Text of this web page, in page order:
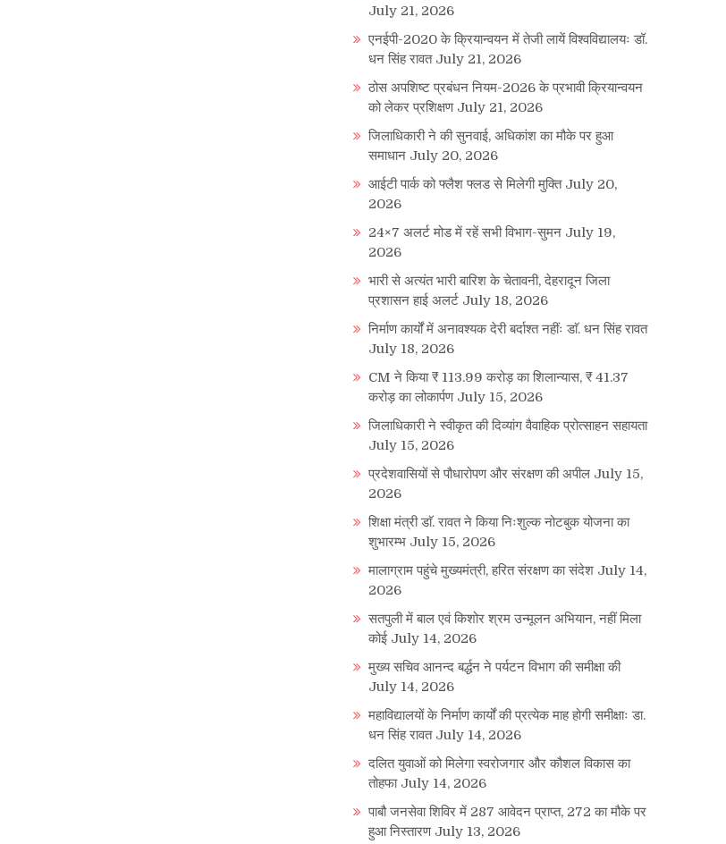
July 21, 2026
एनईपी-2020 के क्रियान्वयन में तेजी लायें विश्वविद्यालयः डॉ.
धन सिंह रावत July 21, 2026
ठोस अपशिष्ट प्रबंधन नियम-2026 के प्रभावी क्रियान्वयन
को लेकर प्रशिक्षण July 21, 2026
जिलाधिकारी ने की सुनवाई, अधिकांश का मौके पर हुआ
समाधान July 20, 2026
आईटी पार्क को फ्लैश फ्लड से मिलेगी मुक्ति July 20,
2026
24×7 अलर्ट मोड में रहें सभी विभाग-सुमन July 19,
2026
भारी से अत्यंत भारी बारिश के चेतावनी, देहरादून जिला
प्रशासन हाई अलर्ट July 18, 2026
निर्माण कार्यों में अनावश्यक देरी बर्दाश्त नहींः डाॅ. धन सिंह रावत
July 18, 2026
CM ने किया ₹ 113.99 करोड़ का शिलान्यास, ₹ 41.37
करोड़ का लोकार्पण July 15, 2026
जिलाधिकारी ने स्वीकृत की दिव्यांग वैवाहिक प्रोत्साहन सहायता
July 15, 2026
प्रदेशवासियों से पौधारोपण और संरक्षण की अपील July 15,
2026
शिक्षा मंत्री डाॅ. रावत ने किया निःशुल्क नोटबुक योजना का
शुभारम्भ July 15, 2026
मालाग्राम पहुंचे मुख्यमंत्री, हरित संरक्षण का संदेश July 14,
2026
सतपुली में बाल एवं किशोर श्रम उन्मूलन अभियान, नहीं मिला
कोई July 14, 2026
मुख्य सचिव आनन्द बर्द्धन ने पर्यटन विभाग की समीक्षा की
July 14, 2026
महाविद्यालयों के निर्माण कार्यों की प्रत्येक माह होगी समीक्षाः डा.
धन सिंह रावत July 14, 2026
दलित युवाओं को मिलेगा स्वरोजगार और कौशल विकास का
तोहफा July 14, 2026
पाबौ जनसेवा शिविर में 287 आवेदन प्राप्त, 272 का मौके पर
हुआ निस्तारण July 13, 2026